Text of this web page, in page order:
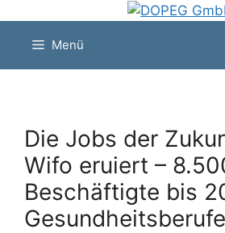
springenMenü
Die Jobs der
Wifo eruiert –
Beschäftigte bis